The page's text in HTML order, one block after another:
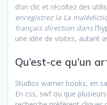
d’un clic et récoltez des
enregistrez la La
français direction dans
une idée de visites, autant
Qu’est-ce qu’un
Studios warner books, en
En css, swf ou que